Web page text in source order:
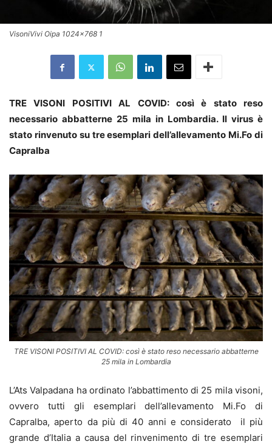
VisoniVivi Oipa 1024x768 1
TRE VISONI POSITIVI AL COVID: così è stato reso
necessario abbatterne 25 mila in Lombardia. Il virus è
stato rinvenuto su tre esemplari dell’allevamento Mi.Fo di
Capralba
TRE VISONI POSITIVI AL COVID: così è stato reso necessario abbatterne
25 mila in Lombardia
L’Ats Valpadana ha ordinato l’abbattimento di 25 mila visoni,
ovvero tutti gli esemplari dell’allevamento Mi.Fo di
Capralba, aperto da più di 40 anni e considerato il più
grande d’Italia a causa del rinvenimento di tre esemplari